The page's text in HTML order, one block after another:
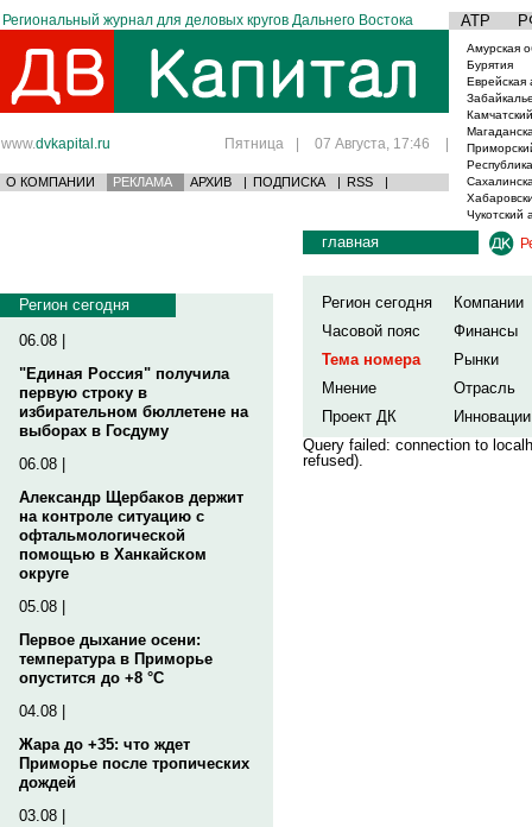
Региональный журнал для деловых кругов Дальнего Востока АТР
www.dvkapital.ru Пятница | 07 Августа, 17:46 |
О КОМПАНИИ РЕКЛАМА АРХИВ | ПОДПИСКА | RSS |
Амурская
Бурятия
Еврейская
Чукотский
Регион сегодня
06.08 |
"Единая Россия" получила
первую строку в
избирательном бюллетене на
выборах в Госдуму
06.08 |
Александр Щербаков держит
на контроле ситуацию с
офтальмологической
помощью в Ханкайском
округе
05.08 |
Первое дыхание осени:
температура в Приморье
опустится до +8 °C
04.08 |
Жара до +35: что ждет
Приморье после тропических
дождей
03.08 |
главная
Регион сегодня
Компании
Часовой пояс
Финансы
Тема номера
Рынки
Мнение
Отрасль
Проект ДК
Инновации
Query failed: connection to
refused).